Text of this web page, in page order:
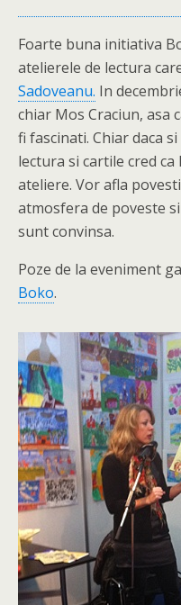
Foarte buna initiativa
atelierele de lectura
Sadoveanu. In
chiar Mos Craciun, asa
fi fascinati. Chiar daca
lectura si cartile cred
ateliere. Vor afla
atmosfera de poveste
sunt convinsa.
Poze de la eveniment
Boko.